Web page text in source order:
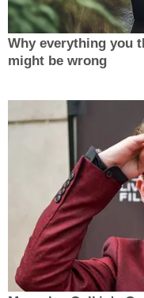
Why everything you
might be wrong